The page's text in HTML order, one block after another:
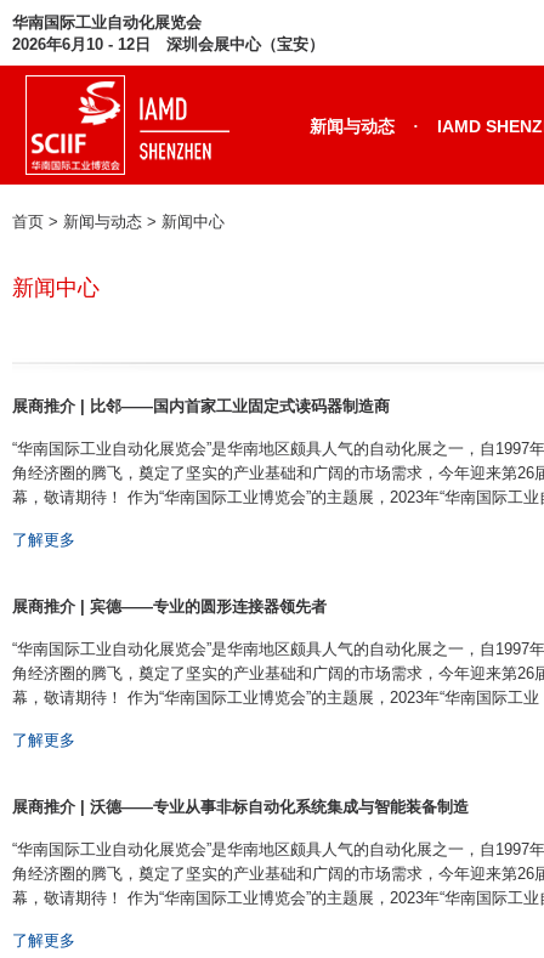
华南国际工业自动化展览会
2026年6月10 - 12日 深圳会展中心（宝安）
新闻与动态 · IAMD
首页 > 新闻与动态 > 新闻中心
新闻中心
展商推介 | 比邻——国内首家工业固定式读码器制造商
“华南国际工业自动化展览会”是华南地区颇具人气的自动化展之一，自1997
角经济圈的腾飞，奠定了坚实的产业基础和广阔的市场需求，今年迎来第26
幕，敬请期待！ 作为“华南国际工业博览会”的主题展，2023年“华南国际工业自
了解更多
展商推介 | 宾德——专业的圆形连接器领先者
“华南国际工业自动化展览会”是华南地区颇具人气的自动化展之一，自1997
角经济圈的腾飞，奠定了坚实的产业基础和广阔的市场需求，今年迎来第26
幕，敬请期待！ 作为“华南国际工业博览会”的主题展，2023年“华南国际工业
了解更多
展商推介 | 沃德——专业从事非标自动化系统集成与智能装备制造
“华南国际工业自动化展览会”是华南地区颇具人气的自动化展之一，自1997
角经济圈的腾飞，奠定了坚实的产业基础和广阔的市场需求，今年迎来第26
幕，敬请期待！ 作为“华南国际工业博览会”的主题展，2023年“华南国际工业自
了解更多